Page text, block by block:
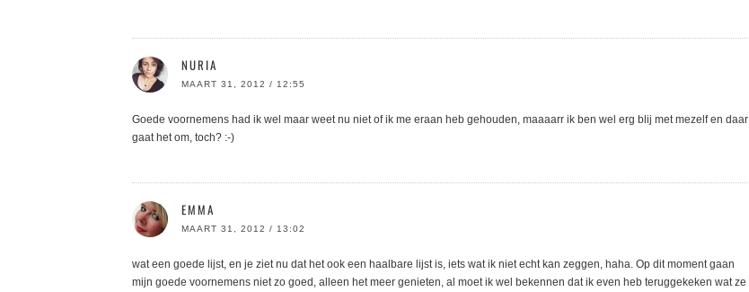
NURIA
MAART 31, 2012 / 12:55
Goede voornemens had ik wel maar weet nu niet of ik me eraan heb gehouden, maaaarr ik ben wel erg blij met mezelf en daar
gaat het om, toch? :-)
EMMA
MAART 31, 2012 / 13:02
wat een goede lijst, en je ziet nu dat het ook een haalbare lijst is, iets wat ik niet echt kan zeggen, haha. Op dit moment gaan
mijn goede voornemens niet zo goed, alleen het meer genieten, al moet ik wel bekennen dat ik even heb teruggekeken wat ze